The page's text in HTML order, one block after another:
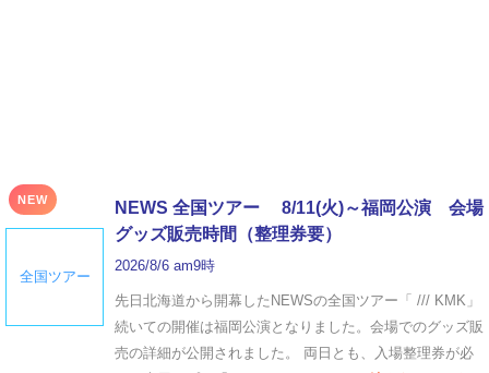
NEW
全国ツアー
NEWS 全国ツアー 8/11(火)～福岡公演 会場
グッズ販売時間（整理券要）
2026/8/6 am9時
先日北海道から開幕したNEWSの全国ツアー「 /// KMK」
続いての開催は福岡公演となりました。会場でのグッズ販
売の詳細が公開されました。 両日とも、入場整理券が必